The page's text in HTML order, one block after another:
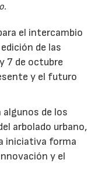
el intercambio
de las
7 de octubre
y el futuro
algunos de los
arbolado urbano,
iniciativa forma
y el